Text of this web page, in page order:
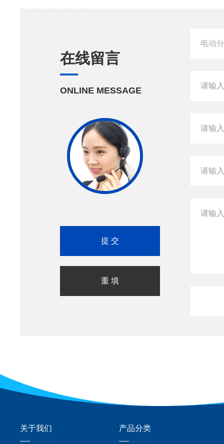
在线留言
ONLINE MESSAGE
关于我们 产品分类